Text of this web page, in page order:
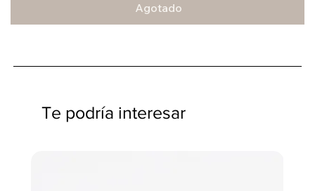
Agotado
Te podría interesar